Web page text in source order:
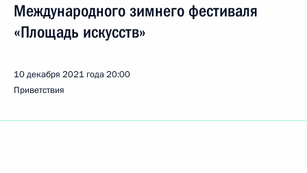
Международного зимнего фестиваля
«Площадь искусств»
10 декабря 2021 года20:00
Приветствия